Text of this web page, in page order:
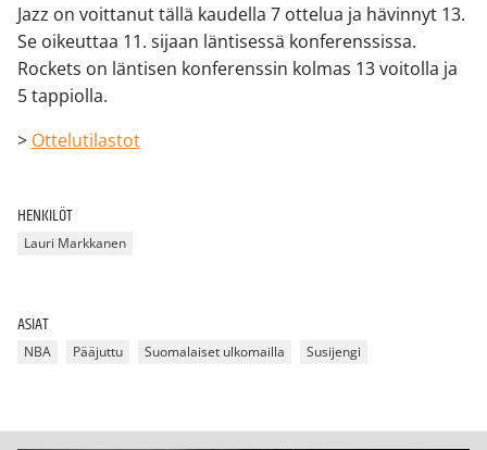
Jazz on voittanut tällä kaudella 7 ottelua ja hävinnyt 13.
Se oikeuttaa 11. sijaan läntisessä konferenssissa.
Rockets on läntisen konferenssin kolmas 13 voitolla ja
5 tappiolla.
> Ottelutilastot
HENKILÖT
Lauri Markkanen
ASIAT
NBA Pääjuttu Suomalaiset ulkomailla Susijengi